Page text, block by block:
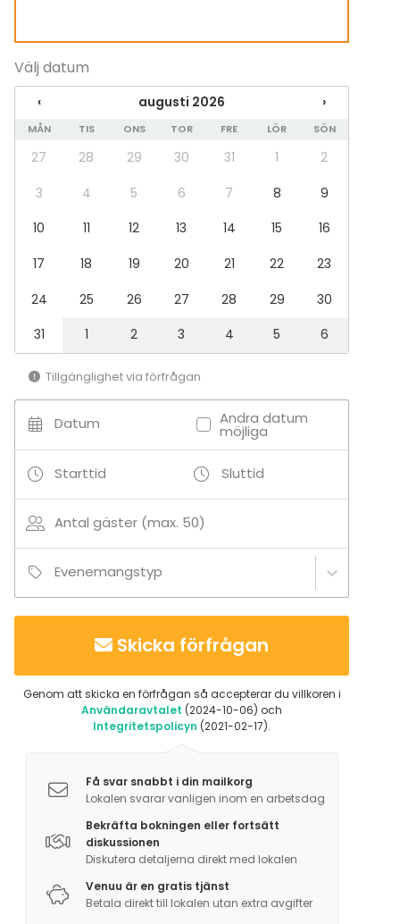
Tilläggsuppgifter om tjänster och faciliteter
Uimaranta ja avanto.
Tilassa on pieni keittiönurkkaus, jossa on jääkaappi,
Välj datum
‹ augusti 2026 ›
MÅN TIS ONS TOR FRE LÖR SÖN
27 28 29 30 31 1
2
3
4 5 6 7 8
9
10
11 12 13 14 15
16
17
18 19 20 21 22
23
24
25 26 27 28 29
30
31
1 2 3 4 5 6
Tillgänglighet via förfrågan
Datum Andra datum
möjliga
Starttid Sluttid
Antal gäster (max. 50)
Evenemangstyp
Skicka förfrågan
Genom att skicka en förfrågan så accepterar du villkoren i
Användaravtalet (2024-10-06) och
Integritetspolicyn (2021-02-17).
Få svar snabbt i din mailkorg
Lokalen svarar vanligen inom en arbetsdag
Bekräfta bokningen eller fortsätt
diskussionen
Diskutera detaljerna direkt med lokalen
Venuu är en gratis tjänst
Betala direkt till lokalen utan extra avgifter